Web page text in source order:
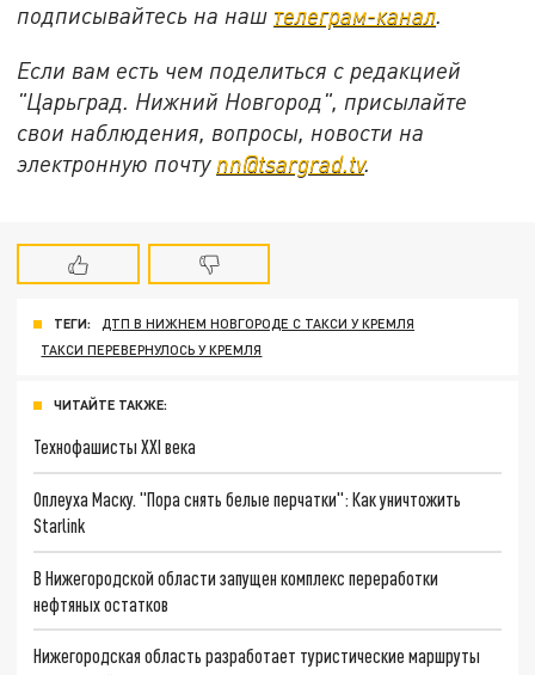
подписывайтесь на наш телеграм-канал.
Если вам есть чем поделиться с редакцией
"Царьград. Нижний Новгород", присылайте
свои наблюдения, вопросы, новости на
электронную почту nn@tsargrad.tv.
ТЕГИ:
ДТП В НИЖНЕМ НОВГОРОДЕ С ТАКСИ У КРЕМЛЯ
ТАКСИ ПЕРЕВЕРНУЛОСЬ У КРЕМЛЯ
ЧИТАЙТЕ ТАКЖЕ:
Технофашисты XXI века
Оплеуха Маску. "Пора снять белые перчатки": Как уничтожить
Starlink
В Нижегородской области запущен комплекс переработки
нефтяных остатков
Нижегородская область разработает туристические маршруты